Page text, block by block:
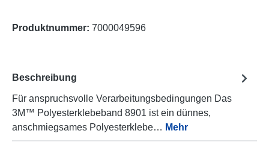
Produktnummer: 7000049596
Beschreibung
Für anspruchsvolle Verarbeitungsbedingungen Das
3M™ Polyesterklebeband 8901 ist ein dünnes,
anschmiegsames Polyesterklebe… Mehr